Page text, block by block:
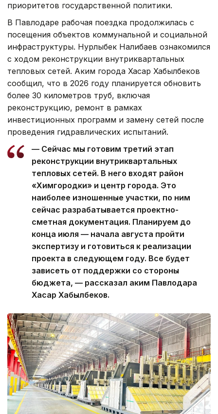
приоритетов государственной политики.
В Павлодаре рабочая поездка продолжилась с
посещения объектов коммунальной и социальной
инфраструктуры. Нурлыбек Налибаев ознакомился
с ходом реконструкции внутриквартальных
тепловых сетей. Аким города Хасар Хабылбеков
сообщил, что в 2026 году планируется обновить
более 30 километров труб, включая
реконструкцию, ремонт в рамках
инвестиционных программ и замену сетей после
проведения гидравлических испытаний.
— Сейчас мы готовим третий этап
реконструкции внутриквартальных
тепловых сетей. В него входят район
«Химгородки» и центр города. Это
наиболее изношенные участки, по ним
сейчас разрабатывается проектно-
сметная документация. Планируем до
конца июля — начала августа пройти
экспертизу и готовиться к реализации
проекта в следующем году. Все будет
зависеть от поддержки со стороны
бюджета, — рассказал аким Павлодара
Хасар Хабылбеков.